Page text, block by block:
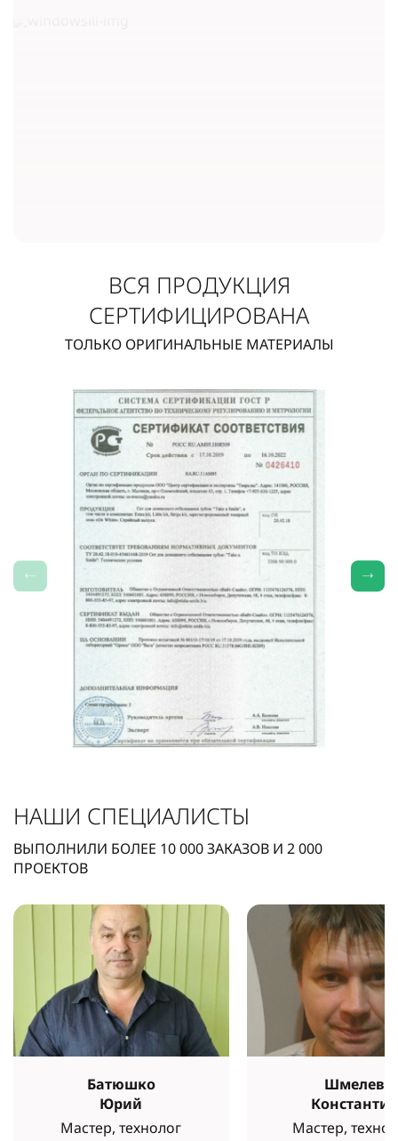
ВСЯ ПРОДУКЦИЯ
СЕРТИФИЦИРОВАНА
ТОЛЬКО ОРИГИНАЛЬНЫЕ МАТЕРИАЛЫ
НАШИ СПЕЦИАЛИСТЫ
ВЫПОЛНИЛИ БОЛЕЕ 10 000ЗАКАЗОВ И 2 000
ПРОЕКТОВ
Батюшко
Юрий
Мастер, технолог
Шмелев
Константин
Мастер,